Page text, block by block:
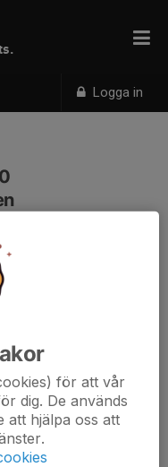
Logga in
för att vår
dig. De används
att hjälpa oss att